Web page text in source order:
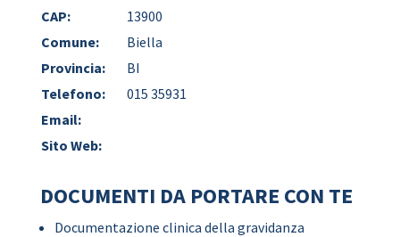
CAP:
13900
Comune:
Biella
Provincia:
BI
Telefono:
015 35931
Email:
Sito Web:
DOCUMENTI DA PORTARE CON TE
Documentazione clinica della gravidanza